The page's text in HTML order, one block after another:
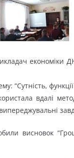
економіки
“Сутність,
вдалі
висновок